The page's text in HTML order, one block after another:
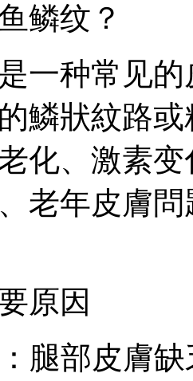
鳞纹？
一种常见
鱗狀紋路
化、激素
老年皮膚
原因
腿部皮膚